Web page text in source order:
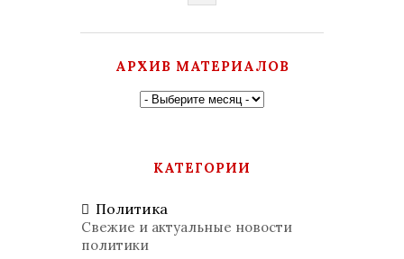
АРХИВ МАТЕРИАЛОВ
КАТЕГОРИИ
Политика
Свежие и актуальные новости
политики